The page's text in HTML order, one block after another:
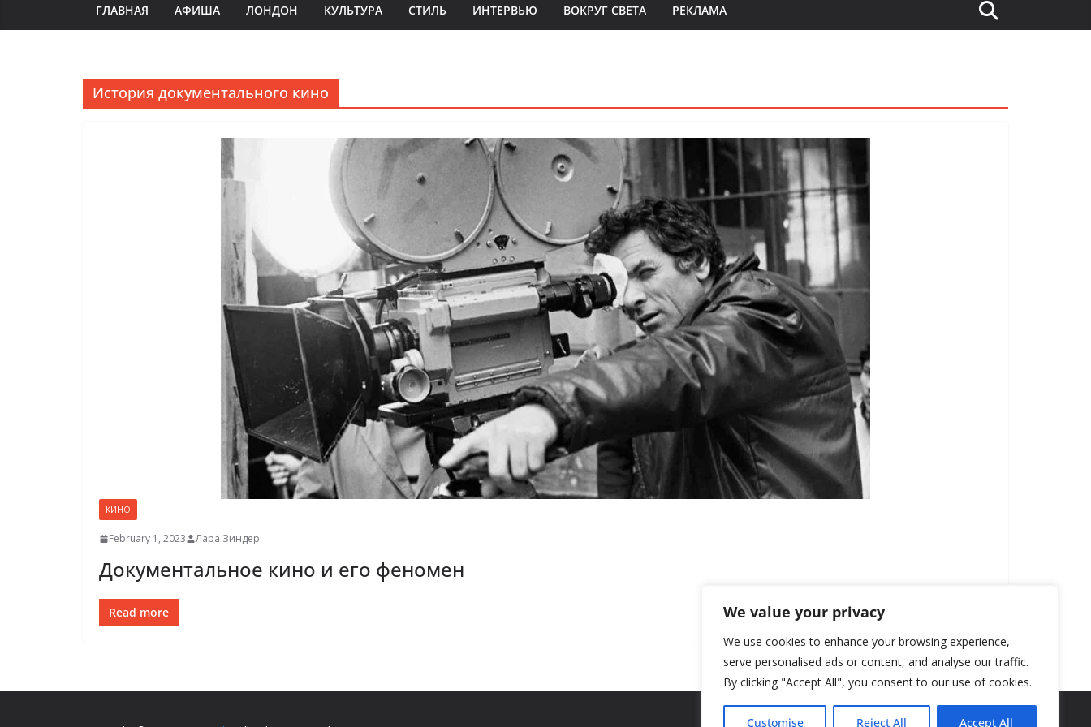
We value your privacy
We use cookies to enhance your browsing experience,
serve personalised ads or content, and analyse our traffic.
By clicking "Accept All", you consent to our use of cookies.
Customise Reject All Accept All
ГЛАВНАЯ АФИША ЛОНДОН КУЛЬТУРА СТИЛЬ ИНТЕРВЬЮ ВОКРУГ СВЕТА РЕКЛАМА
История документального кино
КИНО
February 1, 2023 Лара Зиндер
Документальное кино и его феномен
Read more